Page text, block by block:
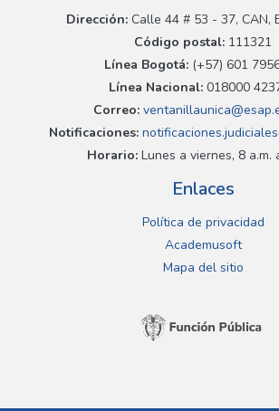
Dirección:Calle 44 # 53 - 37, CAN,
Código postal: 111321
Línea Bogotá:(+57) 601
Línea Nacional: 018000
Correo:
Notificaciones:
Horario:Lunes a viernes, 8 a.m.
Enlaces
Política de privacidad
Academusoft
Mapa del sitio